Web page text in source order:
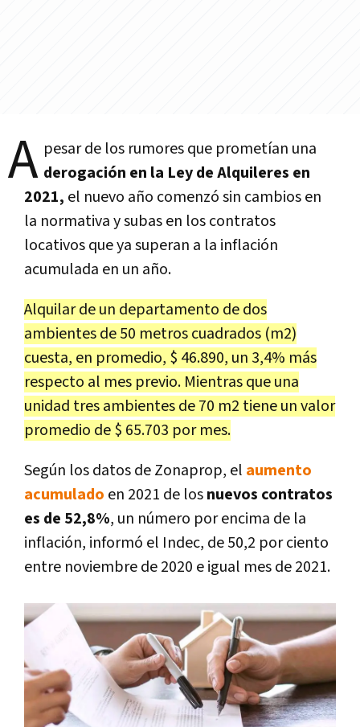
A pesar de los rumores que prometían una
derogación en la Ley de Alquileres en
2021, el nuevo año comenzó sin cambios en
la normativa y subas en los contratos
locativos que ya superan a la inflación
acumulada en un año.
Alquilar de un departamento de dos
ambientes de 50 metros cuadrados (m2)
cuesta, en promedio, $ 46.890, un 3,4% más
respecto al mes previo. Mientras que una
unidad tres ambientes de 70 m2 tiene un valor
promedio de $ 65.703 por mes.
Según los datos de Zonaprop, el aumento
acumulado en 2021 de losnuevos contratos
es de 52,8%, un número por encima de la
inflación, informó el Indec, de 50,2 por ciento
entre noviembre de 2020 e igual mes de 2021.